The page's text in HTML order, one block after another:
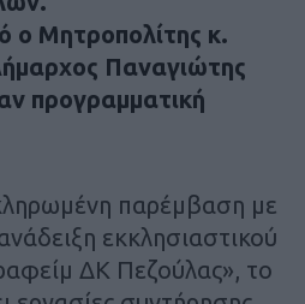
ο Μητροπολίτης κ.
Παναγιώτης
προγραμματική
παρέμβαση με
εκκλησιαστικού
ΔΚ Πεζούλας», το